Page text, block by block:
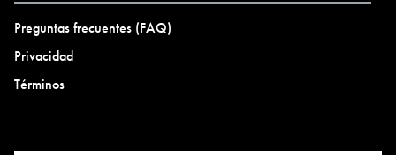
Preguntas frecuentes (FAQ)
Privacidad
Términos